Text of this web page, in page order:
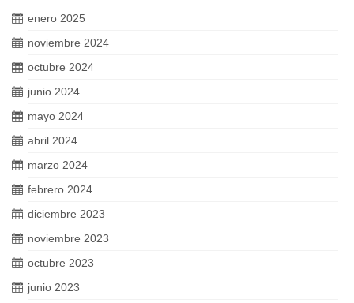
enero 2025
noviembre 2024
octubre 2024
junio 2024
mayo 2024
abril 2024
marzo 2024
febrero 2024
diciembre 2023
noviembre 2023
octubre 2023
junio 2023